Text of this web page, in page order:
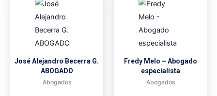
José Alejandro Becerra G.
ABOGADO
Abogados
Fredy Melo – Abogado
especialista
Abogados